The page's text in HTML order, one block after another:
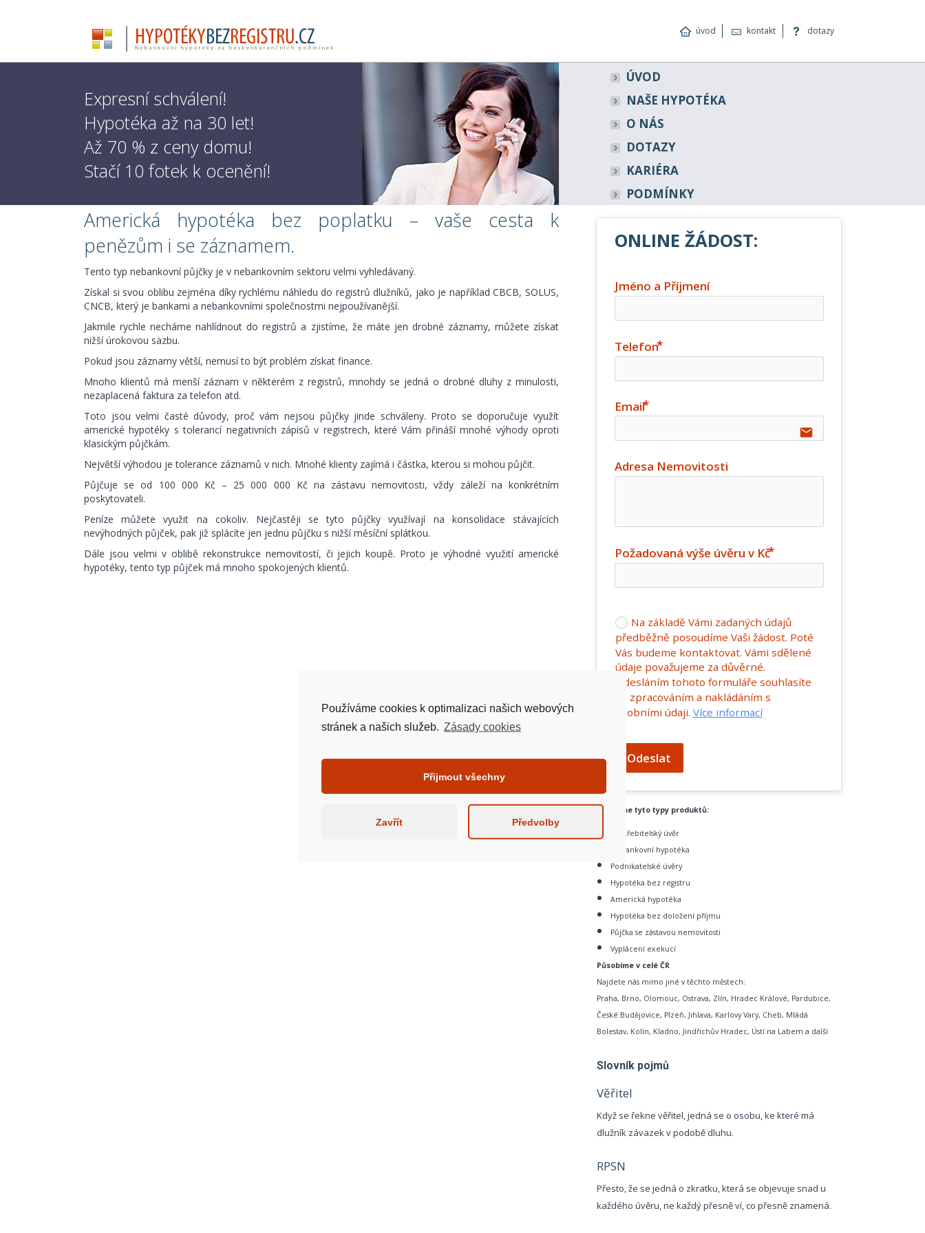
úvod kontakt dotazy
Expresní schválení!
Hypotéka až na 30 let!
Až 70 % z ceny domu!
Stačí 10 fotek k ocenění!
Americká hypotéka bez poplatku – vaše cesta k
penězům i se záznamem.
Tento typ nebankovní půjčky je v nebankovním sektoru velmi vyhledávaný.
Získal si svou oblibu zejména díky rychlému náhledu do registrů dlužníků, jako je například CBCB, SOLUS,
CNCB, který je bankami a nebankovními společnostmi nejpoužívanější.
Jakmile rychle necháme nahlídnout do registrů a zjistíme, že máte jen drobné záznamy, můžete získat
nižší úrokovou sazbu.
Pokud jsou záznamy větší, nemusí to být problém získat finance.
Mnoho klientů má menší záznam v některém z registrů, mnohdy se jedná o drobné dluhy z minulosti,
nezaplacená faktura za telefon atd.
Toto jsou velmi časté důvody, proč vám nejsou půjčky jinde schváleny. Proto se doporučuje využít
americké hypotéky s tolerancí negativních zápisů v registrech, které Vám přináší mnohé výhody oproti
klasickým půjčkám.
Největší výhodou je tolerance záznamů v nich. Mnohé klienty zajímá i částka, kterou si mohou půjčit.
Půjčuje se od 100 000 Kč – 25 000 000 Kč na zástavu nemovitosti, vždy záleží na konkrétním
poskytovateli.
Peníze můžete využit na cokoliv. Nejčastěji se tyto půjčky využívají na konsolidace stávajících
nevýhodných půjček, pak již splácíte jen jednu půjčku s nižší měsíční splátkou.
Dále jsou velmi v oblibě rekonstrukce nemovitostí, či jejich koupě. Proto je výhodné využití americké
hypotéky, tento typ půjček má mnoho spokojených klientů.
ÚVOD
NAŠE HYPOTÉKA
O NÁS
DOTAZY
KARIÉRA
PODMÍNKY
ONLINE ŽÁDOST:
Jméno a Příjmení
Telefon
Email
email
Adresa Nemovitosti
Požadovaná výše úvěru v Kč
Na základě Vámi zadaných údajů
předběžně posoudíme Vaši žádost. Poté
Vás budeme kontaktovat. Vámi sdělené
údaje považujeme za důvěrné.
Odesláním tohoto formuláře souhlasíte
se zpracováním a nakládáním s
osobními údaji. Více informací
Odeslat
Zajistíme tyto typy produktů:
Spotřebitelský úvěr
Nebankovní hypotéka
Podnikatelské úvěry
Hypotéka bez registru
Americká hypotéka
Hypotéka bez doložení příjmu
Půjčka se zástavou nemovitosti
Vyplácení exekucí
Působíme v celé ČR
Najdete nás mimo jiné v těchto městech:
Praha, Brno, Olomouc, Ostrava, Zlín, Hradec Králové, Pardubice,
České Budějovice, Plzeň, Jihlava, Karlovy Vary, Cheb, Mládá
Bolestav, Kolín, Kladno, Jindřichův Hradec, Ústí na Labem a další
Slovník pojmů
Věřitel
Když se řekne věřitel, jedná se o osobu, ke které má
dlužník závazek v podobě dluhu.
RPSN
Přesto, že se jedná o zkratku, která se objevuje snad u
každého úvěru, ne každý přesně ví, co přesně znamená.
Používáme cookies k optimalizaci našich webových
stránek a našich služeb. Zásady cookies
Přijmout všechny
Zavřít Předvolby